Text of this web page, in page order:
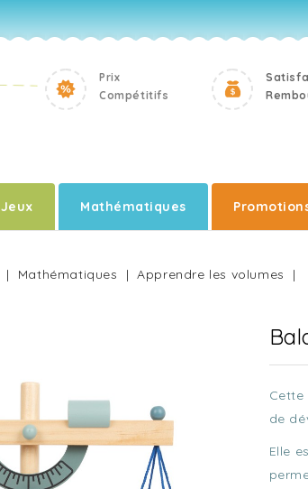
Prix
Compétitifs
Jeux Mathématiques
Mathématiques Apprendre les volumes
de
Elle